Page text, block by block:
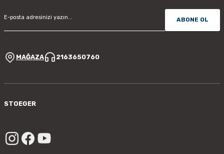
ABONE OL
MAĞAZA 2163650760
STOEGER